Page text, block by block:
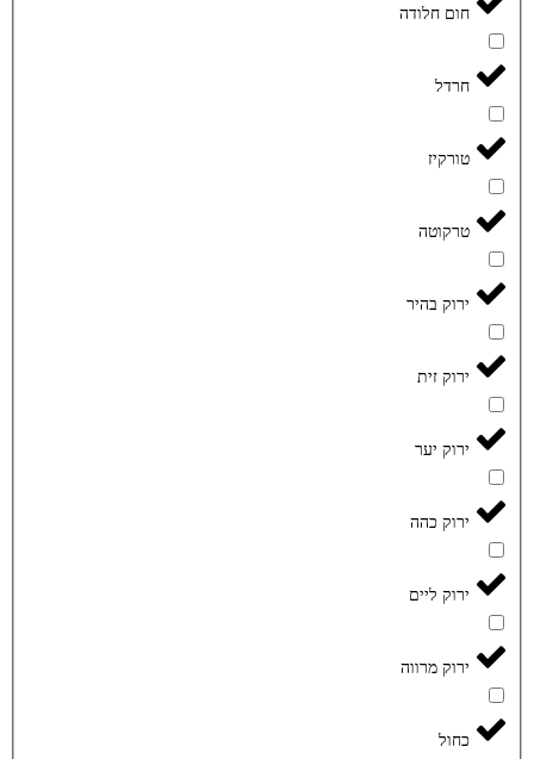
חום חלודה
חרדל
טורקיז
טרקוטה
ירוק בהיר
ירוק זית
ירוק יער
ירוק כהה
ירוק ליים
ירוק מרווה
כחול